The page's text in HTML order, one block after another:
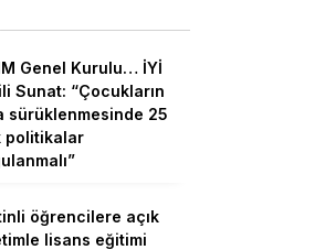
Genel Kurulu… İYİ
Sunat: “Çocukların
sürüklenmesinde 25
politikalar
öğrencilere açık
lisans eğitimi